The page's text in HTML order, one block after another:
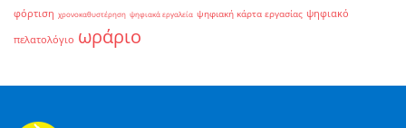
φόρτιση χρονοκαθυστέρηση ψηφιακά εργαλεία ψηφιακή κάρτα εργασίας ψηφιακό
πελατολόγιο ωράριο